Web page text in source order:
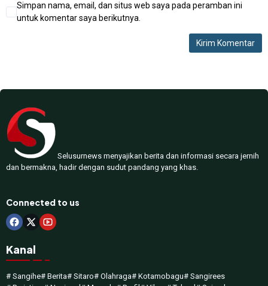
Simpan nama, email, dan situs web saya pada peramban ini
untuk komentar saya berikutnya.
Selusurnews menyajikan berita dan informasi secara jernih
dan bermakna, hadir dengan sudut pandang yang khas.
Connected to us
Kanal
# Sangihe# Berita# Sitaro# Olahraga# Kotamobagu# Sangirees